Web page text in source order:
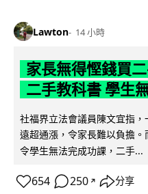
Lawton 14 小時
家長無得慳錢買
二手教科書 學生
社福界立法會議員陳文宜指
遠超通漲，令家長難以負擔。
令學生無法完成功課，二手...
654 250 ↗ 分享